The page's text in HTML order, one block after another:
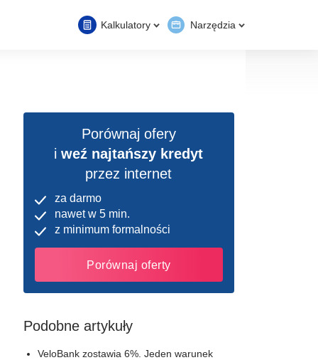
Kalkulatory Narzędzia
Porównaj ofery
iweź najtańszy kredyt
przez internet
za darmo
nawet w 5 min.
z minimum formalności
Porównaj oferty
Podobne artykuły
VeloBank zostawia 6%. Jeden warunek